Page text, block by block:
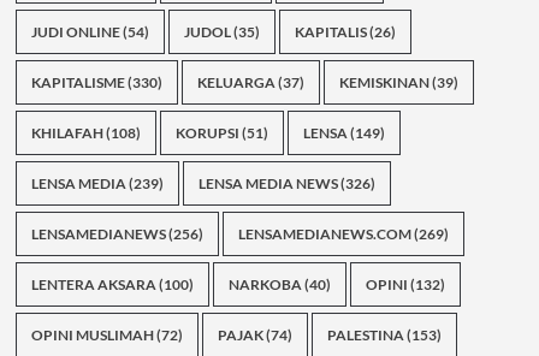
JUDI ONLINE(54) JUDOL(35) KAPITALIS(26)
KAPITALISME(330) KELUARGA(37) KEMISKINAN(39)
KHILAFAH(108) KORUPSI (51) LENSA(149)
LENSA MEDIA(239) LENSA MEDIA NEWS(326)
LENSAMEDIANEWS(256) LENSAMEDIANEWS.COM(269)
LENTERA AKSARA(100) NARKOBA(40) OPINI (132)
OPINI MUSLIMAH(72) PAJAK(74) PALESTINA(153)